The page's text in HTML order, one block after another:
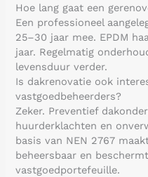
Hoe lang gaat een
Een professioneel
25–30 jaar mee. EPDM
jaar. Regelmatig
levensduur verder.
Is dakrenovatie ook
vastgoedbeheerders?
Zeker. Preventief
huurderklachten en
basis van NEN 2767
beheersbaar en
vastgoedportefeuille.